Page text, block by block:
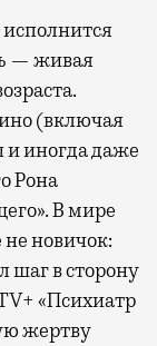
залы
— живая
(включая
и иногда даже
Рона
В мире
новичок:
шаг в сторону
«Психиатр
жертву